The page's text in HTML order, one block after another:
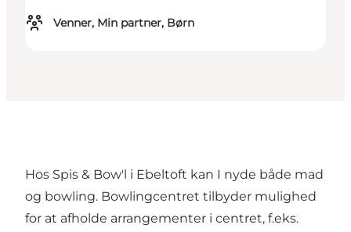
Venner, Min partner, Børn
Hos Spis & Bow'l i Ebeltoft kan I nyde både mad
og bowling. Bowlingcentret tilbyder mulighed
for at afholde arrangementer i centret, f.eks.